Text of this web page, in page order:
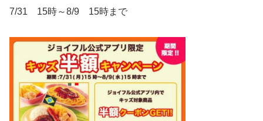
7/31 15時～8/9 15時まで